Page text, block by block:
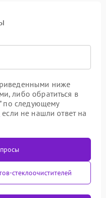
ниже
либо обратиться в
по следующему
если не нашли ответ на
стеклоочистителей